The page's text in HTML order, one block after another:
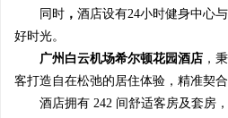
同时 ， 酒店设有24小时健身中心
好时光。
广州白云机场希尔顿花园酒店 ，
客打造自在松弛的居住体验，精准契
酒店拥有 242 间舒适客房及套房